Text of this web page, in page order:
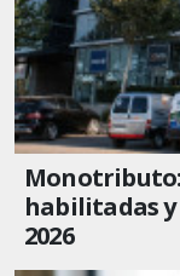
habilitadas
2026